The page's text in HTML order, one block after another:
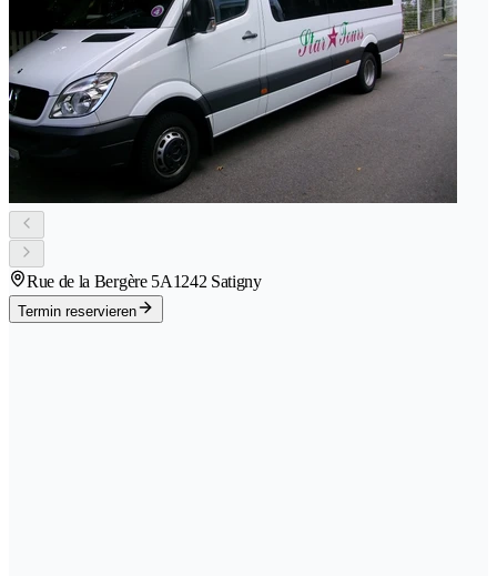
Rue de la Bergère 5A1242 Satigny
Termin reservieren